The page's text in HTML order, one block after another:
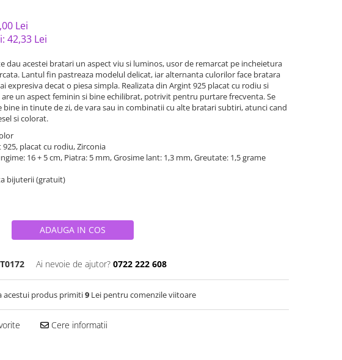
Lei
42,33 Lei
dau acestei bratari un aspect viu si luminos, usor de remarcat pe incheietura
Lantul fin pastreaza modelul delicat, iar alternanta culorilor face bratara
expresiva decat o piesa simpla. Realizata din Argint 925 placat cu rodiu si
un aspect feminin si bine echilibrat, potrivit pentru purtare frecventa. Se
in tinute de zi, de vara sau in combinatii cu alte bratari subtiri, atunci cand
si colorat.
925, placat cu rodiu, Zirconia
16 + 5 cm, Piatra: 5 mm, Grosime lant: 1,3 mm, Greutate: 1,5 grame
bijuterii (gratuit)
ADAUGA IN COS
Ai nevoie de ajutor? 0722 222 608
acestui produs primiti9 Lei pentru comenzile viitoare
Cere informatii